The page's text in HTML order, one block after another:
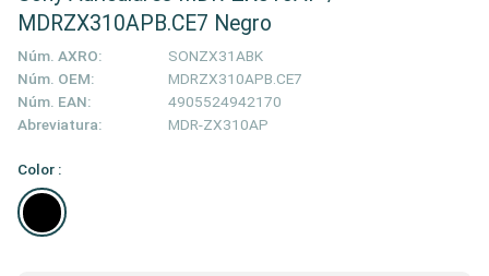
MDRZX310APB.CE7 Negro
Núm. AXRO:
SONZX31ABK
Núm. OEM:
MDRZX310APB.CE7
Núm. EAN:
4905524942170
Abreviatura:
MDR-ZX310AP
Color :